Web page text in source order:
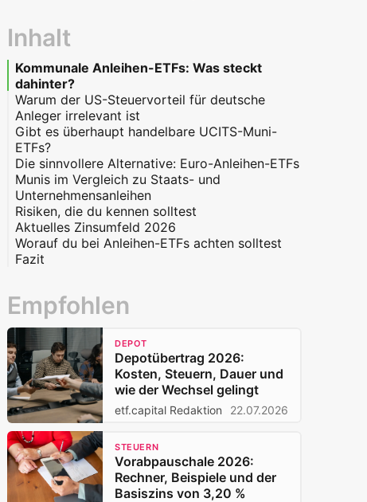
Inhalt
Kommunale Anleihen-ETFs: Was steckt
dahinter?
Warum der US-Steuervorteil für deutsche
Anleger irrelevant ist
Gibt es überhaupt handelbare UCITS-Muni-
ETFs?
Die sinnvollere Alternative: Euro-Anleihen-ETFs
Munis im Vergleich zu Staats- und
Unternehmensanleihen
Risiken, die du kennen solltest
Aktuelles Zinsumfeld 2026
Worauf du bei Anleihen-ETFs achten solltest
Fazit
Empfohlen
DEPOT
Depotübertrag 2026:
Kosten, Steuern, Dauer und
wie der Wechsel gelingt
etf.capital Redaktion 22.07.2026
STEUERN
Vorabpauschale 2026:
Rechner, Beispiele und der
Basiszins von 3,20 %